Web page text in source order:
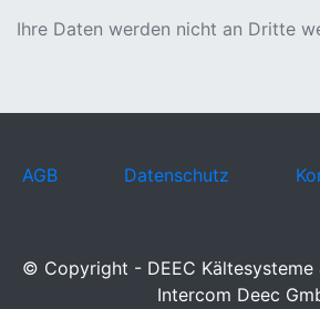
Ihre Daten werden nicht an Dritte
AGB Datenschutz
© Copyright - DEEC Kältesysteme
Intercom Deec